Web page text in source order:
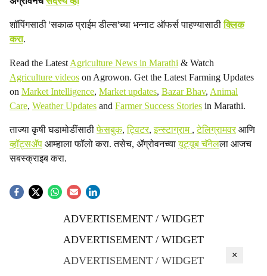
शॉपिंगसाठी 'सकाळ प्राईम डील्स'च्या भन्नाट ऑफर्स पाहण्यासाठीक्लिक
करा.
Read the Latest Agriculture News in Marathi & Watch
Agriculture videos on Agrowon. Get the Latest Farming Updates
on Market Intelligence, Market updates, Bazar Bhav, Animal
Care, Weather Updates and Farmer Success Stories in Marathi.
ताज्या कृषी घडामोडींसाठीफेसबुक,ट्विटर,इन्स्टाग्राम ,टेलिग्रामवरआणि
व्हॉट्सॲप आम्हाला फॉलो करा. तसेच, ॲग्रोवनच्यायूट्यूब चॅनेलला आजच
सबस्क्राइब करा.
ADVERTISEMENT / WIDGET
ADVERTISEMENT / WIDGET
ADVERTISEMENT / WIDGET
×